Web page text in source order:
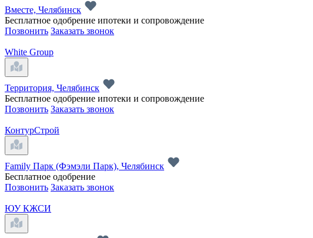
Вместе, Челябинск
Бесплатное одобрение ипотеки и сопровождение
Позвонить Заказать звонок
White Group
Территория, Челябинск
Бесплатное одобрение ипотеки и сопровождение
Позвонить Заказать звонок
КонтурСтрой
Family Парк (Фэмэли Парк), Челябинск
Бесплатное одобрение
Позвонить Заказать звонок
ЮУ КЖСИ